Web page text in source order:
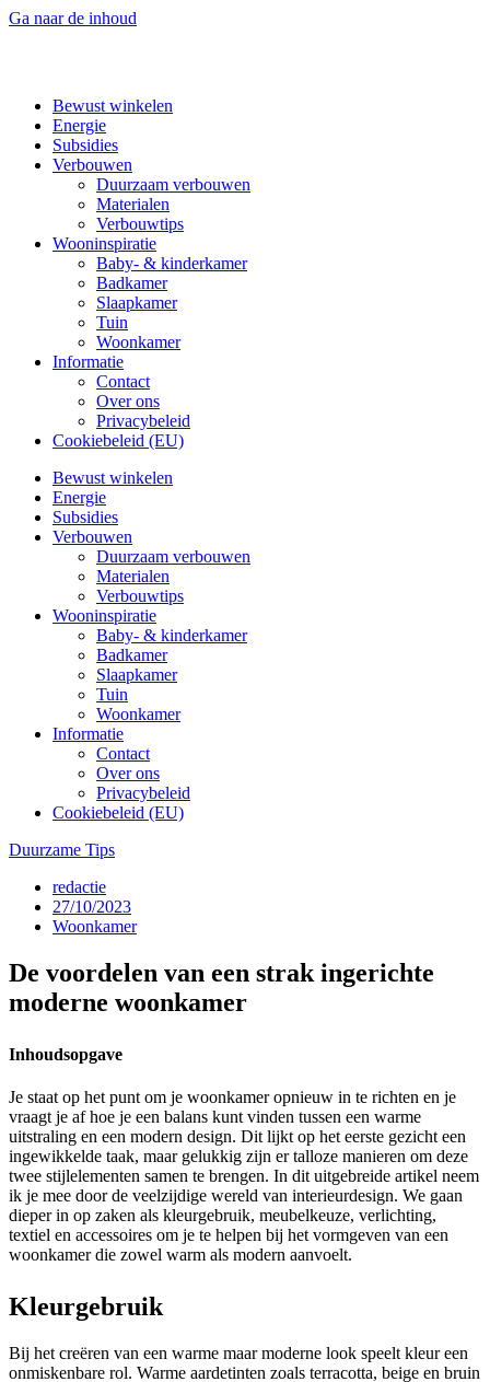
Ga naar de inhoud
Bewust winkelen
Energie
Subsidies
Verbouwen
Duurzaam verbouwen
Materialen
Verbouwtips
Wooninspiratie
Baby- & kinderkamer
Badkamer
Slaapkamer
Tuin
Woonkamer
Informatie
Contact
Over ons
Privacybeleid
Cookiebeleid (EU)
Bewust winkelen
Energie
Subsidies
Verbouwen
Duurzaam verbouwen
Materialen
Verbouwtips
Wooninspiratie
Baby- & kinderkamer
Badkamer
Slaapkamer
Tuin
Woonkamer
Informatie
Contact
Over ons
Privacybeleid
Cookiebeleid (EU)
Duurzame Tips
redactie
27/10/2023
Woonkamer
De voordelen van een strak ingerichte
moderne woonkamer
Inhoudsopgave
Je staat op het punt om je woonkamer opnieuw in te richten en je
vraagt je af hoe je een balans kunt vinden tussen een warme
uitstraling en een modern design. Dit lijkt op het eerste gezicht een
ingewikkelde taak, maar gelukkig zijn er talloze manieren om deze
twee stijlelementen samen te brengen. In dit uitgebreide artikel neem
ik je mee door de veelzijdige wereld van interieurdesign. We gaan
dieper in op zaken als kleurgebruik, meubelkeuze, verlichting,
textiel en accessoires om je te helpen bij het vormgeven van een
woonkamer die zowel warm als modern aanvoelt.
Kleurgebruik
Bij het creëren van een warme maar moderne look speelt kleur een
onmiskenbare rol. Warme aardetinten zoals terracotta, beige en bruin